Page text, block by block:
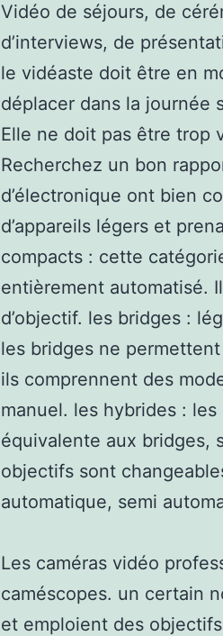
Vidéo de séjours, de
d’interviews, de
le vidéaste doit être en
déplacer dans la journée
Elle ne doit pas être trop
Recherchez un bon
d’électronique ont bien
d’appareils légers et
compacts : cette
entièrement automatisé.
d’objectif. les bridges :
les bridges ne
ils comprennent des
manuel. les hybrides :
équivalente aux bridges,
objectifs sont
automatique, semi
Les caméras vidéo
caméscopes. un certain
et emploient des